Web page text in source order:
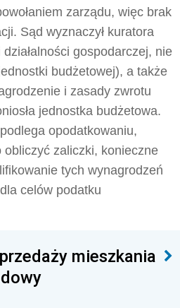
zarządu, więc brak
Sąd wyznaczył kuratora
gospodarczej, nie
budżetowej), a także
i zasady zwrotu
jednostka budżetowa.
opodatkowaniu,
obliczyć zaliczki, konieczne
tych wynagrodzeń
celów podatku
mieszkania